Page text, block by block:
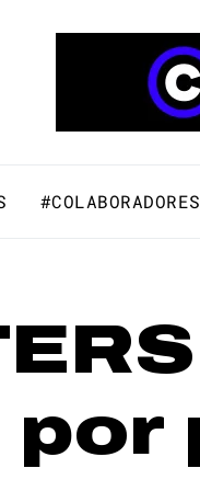
#COLABORADORES